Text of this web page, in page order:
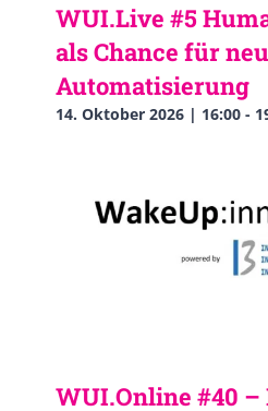
WUI.Live #5
als Chance für
Automatisierung
14. Oktober 2026 | 16:00 -
WUI.Online #40